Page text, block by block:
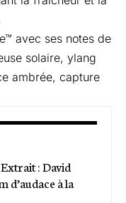
avec ses notes de
solaire, ylang
ambrée, capture
: David
d’audace à la